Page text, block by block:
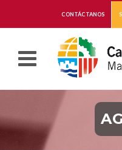
CONTÁCTANOS